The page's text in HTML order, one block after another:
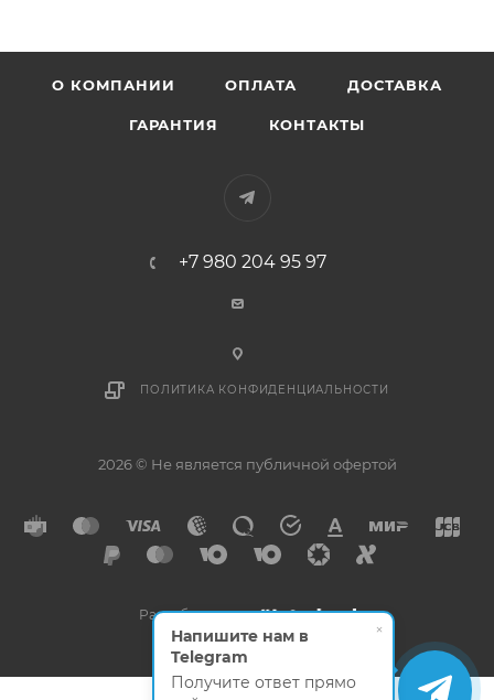
О КОМПАНИИ ОПЛАТА ДОСТАВКА
ГАРАНТИЯ КОНТАКТЫ
+7 980 204 95 97
ПОЛИТИКА КОНФИДЕНЦИАЛЬНОСТИ
2026 © Не является публичной офертой
Разработано в
×
Напишите нам в
Telegram
Получите ответ прямо